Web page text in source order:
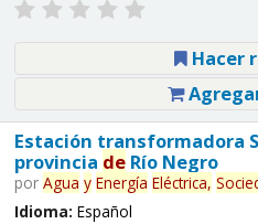
Hacer
Estación transformadora
provincia deRío Negro
por Agua y Energía Eléctrica,
Idioma: Español